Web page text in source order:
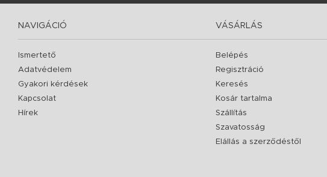
NAVIGÁCIÓ
Ismertető
Adatvédelem
Gyakori kérdések
Kapcsolat
Hírek
VÁSÁRLÁS
Belépés
Regisztráció
Keresés
Kosár tartalma
Szállítás
Szavatosság
Elállás a szerződéstől